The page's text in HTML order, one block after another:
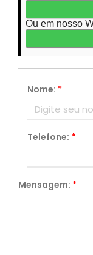
Ou em nosso
Nome: *
Telefone: *
Mensagem: *